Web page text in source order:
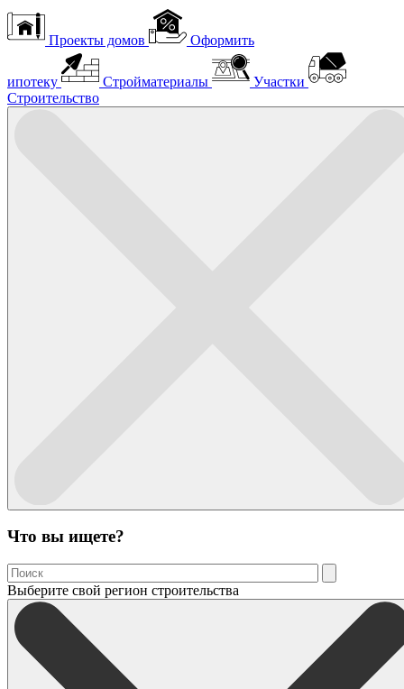
Проекты домов Оформить
ипотеку Стройматериалы
Участки
Строительство
Что вы ищете?
Выберите свой регион строительства